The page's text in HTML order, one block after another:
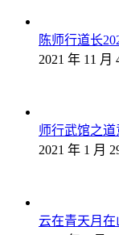
陈师行道长
2021 年 11 月
师行武馆之道
2021 年 1 月
云在青天月在